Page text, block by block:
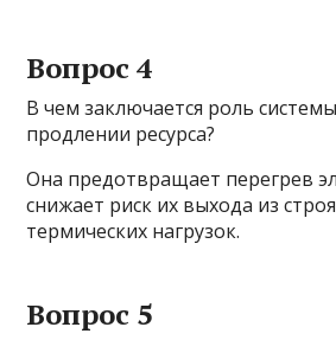
Вопрос 4
В чем заключается роль
продлении ресурса?
Она предотвращает перегрев
снижает риск их выхода из
термических нагрузок.
Вопрос 5